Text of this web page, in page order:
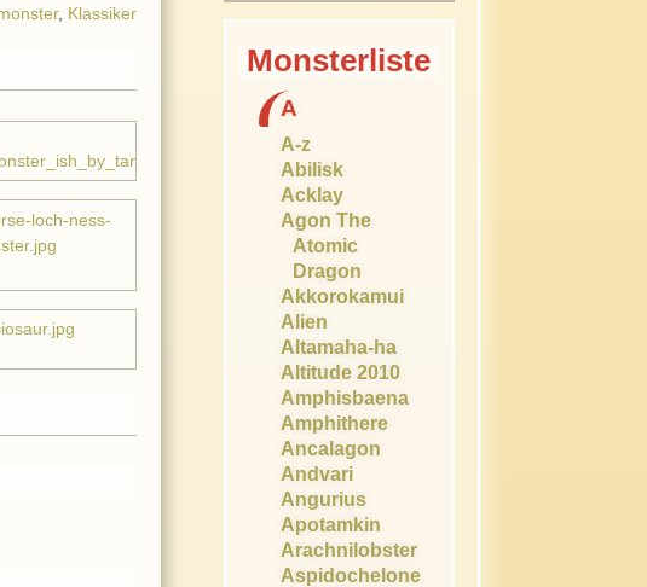
, Klassiker
Monsterliste
A
A-z
Abilisk
Acklay
Agon The
Atomic
Dragon
Akkorokamui
Alien
Altamaha-ha
Altitude 2010
Amphisbaena
Amphithere
Ancalagon
Andvari
Angurius
Apotamkin
Arachnilobster
Aspidochelone